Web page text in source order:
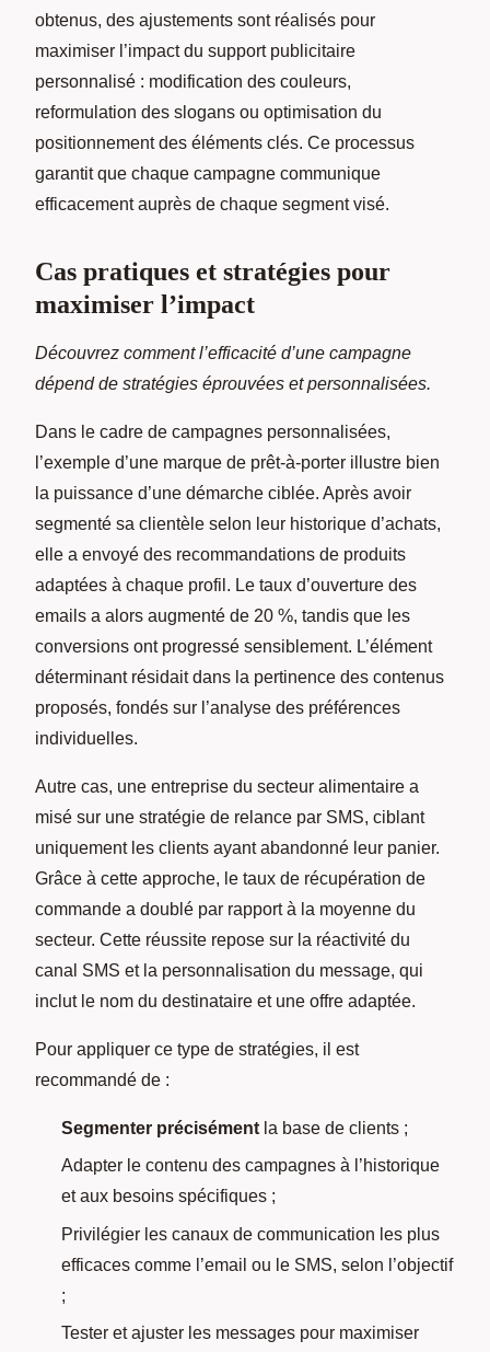
obtenus, des ajustements sont réalisés pour
maximiser l’impact du support publicitaire
personnalisé : modification des couleurs,
reformulation des slogans ou optimisation du
positionnement des éléments clés. Ce processus
garantit que chaque campagne communique
efficacement auprès de chaque segment visé.
Cas pratiques et stratégies pour
maximiser l’impact
Découvrez comment l’efficacité d’une campagne
dépend de stratégies éprouvées et personnalisées.
Dans le cadre de campagnes personnalisées,
l’exemple d’une marque de prêt-à-porter illustre bien
la puissance d’une démarche ciblée. Après avoir
segmenté sa clientèle selon leur historique d’achats,
elle a envoyé des recommandations de produits
adaptées à chaque profil. Le taux d’ouverture des
emails a alors augmenté de 20 %, tandis que les
conversions ont progressé sensiblement. L’élément
déterminant résidait dans la pertinence des contenus
proposés, fondés sur l’analyse des préférences
individuelles.
Autre cas, une entreprise du secteur alimentaire a
misé sur une stratégie de relance par SMS, ciblant
uniquement les clients ayant abandonné leur panier.
Grâce à cette approche, le taux de récupération de
commande a doublé par rapport à la moyenne du
secteur. Cette réussite repose sur la réactivité du
canal SMS et la personnalisation du message, qui
inclut le nom du destinataire et une offre adaptée.
Pour appliquer ce type de stratégies, il est
recommandé de :
Segmenter précisément la base de clients ;
Adapter le contenu des campagnes à l’historique
et aux besoins spécifiques ;
Privilégier les canaux de communication les plus
efficaces comme l’email ou le SMS, selon l’objectif
;
Tester et ajuster les messages pour maximiser